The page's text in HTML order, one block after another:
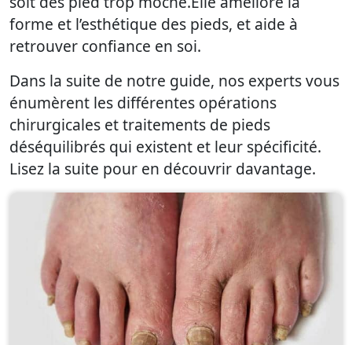
forme et l’esthétique des pieds, et aide à
retrouver confiance en soi.
Dans la suite de notre guide, nos experts vous
énumèrent les différentes opérations
chirurgicales et traitements de pieds
déséquilibrés qui existent et leur spécificité.
Lisez la suite pour en découvrir davantage.